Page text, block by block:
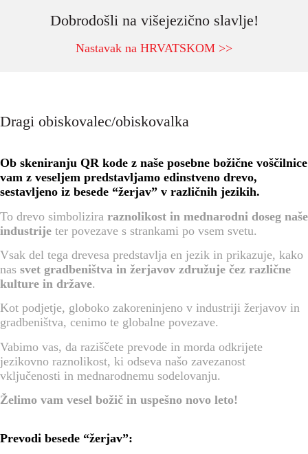
Dobrodošli na višejezično slavlje!
Nastavak na HRVATSKOM >>
Dragi obiskovalec/obiskovalka
Ob skeniranju QR kode z naše posebne božične voščilnice
vam z veseljem predstavljamo edinstveno drevo,
sestavljeno iz besede “žerjav” v različnih jezikih.
To drevo simbolizira raznolikost in mednarodni doseg naše
industrije ter povezave s strankami po vsem svetu.
Vsak del tega drevesa predstavlja en jezik in prikazuje, kako
nas svet gradbeništva in žerjavov združuje čez različne
kulture in države.
Kot podjetje, globoko zakoreninjeno v industriji žerjavov in
gradbeništva, cenimo te globalne povezave.
Vabimo vas, da raziščete prevode in morda odkrijete
jezikovno raznolikost, ki odseva našo zavezanost
vključenosti in mednarodnemu sodelovanju.
Želimo vam vesel božič in uspešno novo leto!
Prevodi besede “žerjav”: